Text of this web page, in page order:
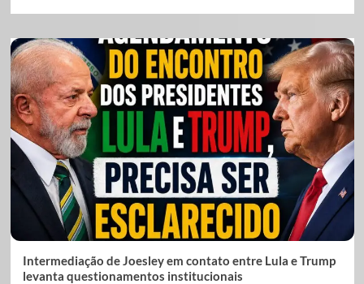
Intermediação de Joesley em contato entre Lula e Trump
levanta questionamentos institucionais